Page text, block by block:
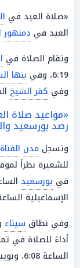
«صلاة العيد في
العيد في دمنهور
وتقام الصلاة في
6:19، وفي
بنها
وفي كفر الشيخ
«مواعيد صلاة
رصد بورسعيد
وتسجل مدن القناة
للشعيرة نظراً
في بورسعيد الساعة
الإسماعيلية الساعة 6:15،
وفي نطاق سيناء
أداءً للصلاة في تمام الساعة
الساعة 6:08، ونويبع الساعة 6:10.